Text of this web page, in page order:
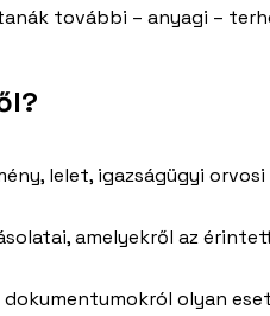
további – anyagi –
lelet, igazságügyi
amelyekről az
olyan